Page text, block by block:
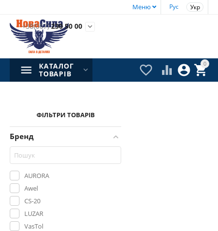
Рус Укр
Меню
+38(067)230 50 00 
0


 
КАТАЛОГ
ТОВАРІВ
ФІЛЬТРИ ТОВАРІВ
Бренд
AURORA
Awel
CS-20
LUZAR
VasTol